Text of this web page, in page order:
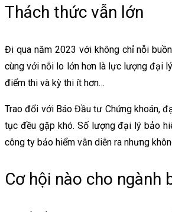
Thách thức vẫn lớn
Đi qua năm 2023 với không chỉ nỗi
cùng với nỗi lo lớn hơn là lực lượng đại
điểm thi và kỳ thi ít hơn…
Trao đổi với Báo Đầu tư Chứng khoán,
tục đều gặp khó. Số lượng đại lý bảo
công ty bảo hiểm vẫn diễn ra nhưng
Cơ hội nào cho ngành